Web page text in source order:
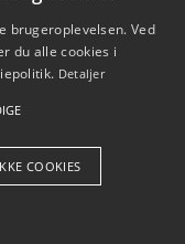
påvirker vores
brugeroplevelsen. Ved
du alle cookies i
Detaljer
COOKIES